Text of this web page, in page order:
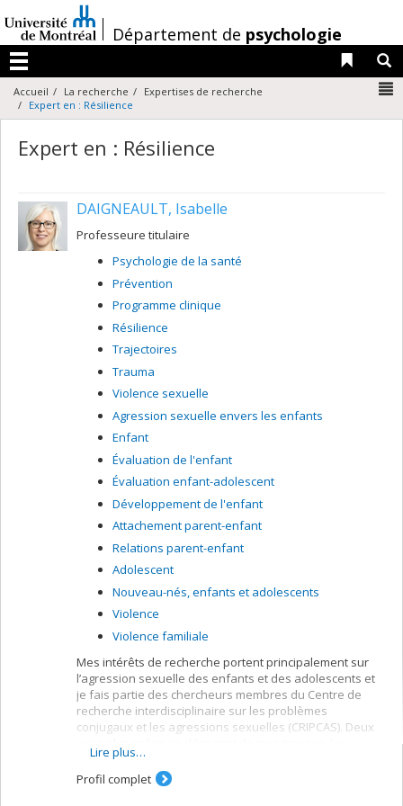
au
contenu
/Département de psychologie
Menu
Liens
Accueil La recherche
Expertises de recherche
Expert en : Résilience
Expert en : Résilience
DAIGNEAULT, Isabelle
Professeure titulaire
Psychologie de la santé
Prévention
Programme clinique
Résilience
Trajectoires
Trauma
Violence sexuelle
Agression sexuelle envers les enfants
Enfant
Évaluation de l'enfant
Évaluation enfant-adolescent
Développement de l'enfant
Attachement parent-enfant
Relations parent-enfant
Adolescent
Nouveau-nés, enfants et adolescents
Violence
Violence familiale
Mes intérêts de recherche portent principalement sur
l’agression sexuelle des enfants et des adolescents et
je fais partie des chercheurs membres du Centre de
recherche interdisciplinaire sur les problèmes
conjugaux et les agressions sexuelles (CRIPCAS). Deux
premier vise la compréhension de la variabilité des
trajectoires de vie après une agression sexuelle durant
l’enfance ou l’adolescence, notamment l’implication de
Lire plus…
Profil complet